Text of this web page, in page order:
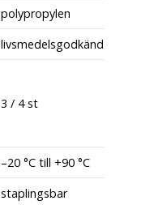
polypropylen
livsmedelsgodkänd
3 / 4 st
–20 °C till +90 °C
staplingsbar